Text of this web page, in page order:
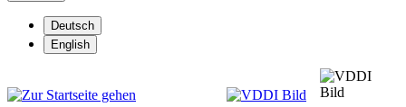
Deutsch
English